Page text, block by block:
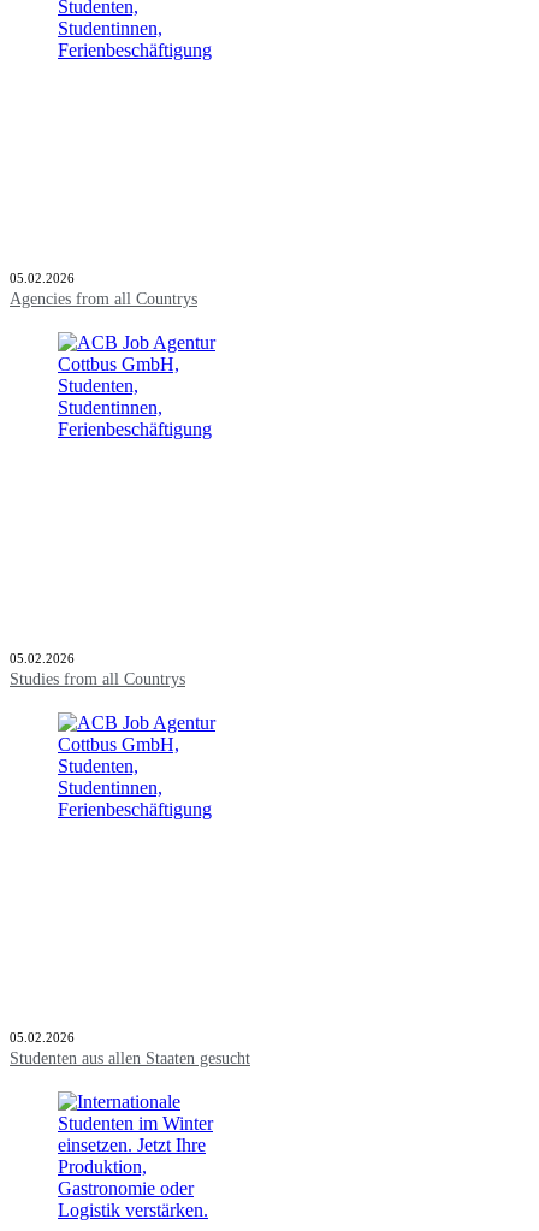
05.02.2026
Agencies from all Countrys
05.02.2026
Studies from all Countrys
05.02.2026
Studenten aus allen Staaten gesucht